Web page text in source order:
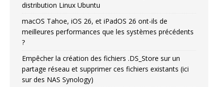
distribution Linux Ubuntu
macOS Tahoe, iOS 26, et iPadOS 26 ont-ils de
meilleures performances que les systèmes précédents
?
Empêcher la création des fichiers .DS_Store sur un
partage réseau et supprimer ces fichiers existants (ici
sur des NAS Synology)